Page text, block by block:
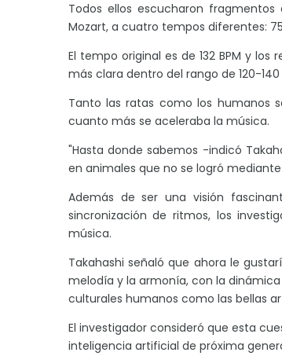
Todos ellos escucharon
Mozart, a cuatro tempos diferentes:
El tempo original es de 132 BPM y
más clara dentro del rango de 120-
Tanto las ratas como los humanos
cuanto más se aceleraba la música.
"Hasta donde sabemos -indicó
en animales que no se logró
Además de ser una visión
sincronización de ritmos, los
música.
Takahashi señaló que ahora le
melodía y la armonía, con la
culturales humanos como las bellas
El investigador consideró que esta
inteligencia artificial de próxima